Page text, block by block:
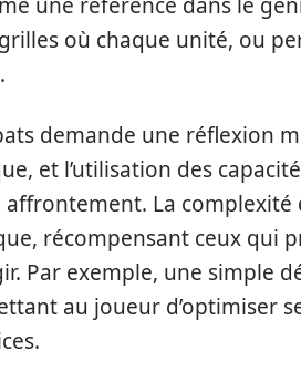
où chaque unité, ou
demande une réflexion
et l’utilisation des
La complexité
récompensant ceux qui
Par exemple, une simple
au joueur d’optimiser